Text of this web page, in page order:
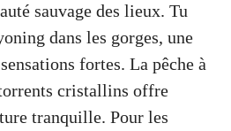
sauvage des lieux. Tu
dans les gorges, une
fortes. La pêche à
cristallins offre
tranquille. Pour les